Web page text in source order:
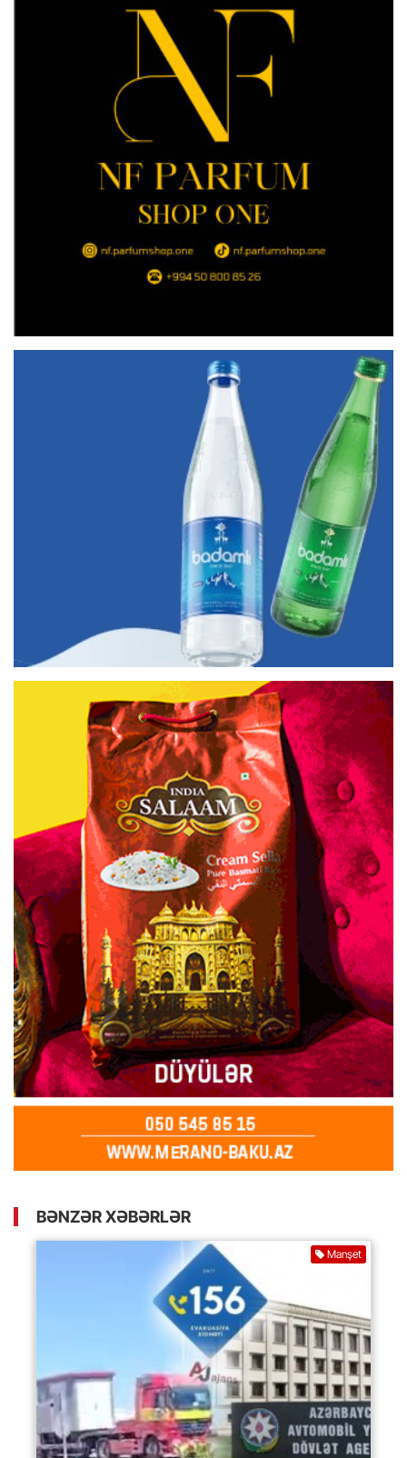
BƏNZƏR XƏBƏRLƏR
Manşet